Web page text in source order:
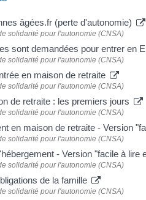
âgées.fr (perte d'autonomie)
solidarité pour l'autonomie (CNSA)
sont demandées pour entrer en
solidarité pour l'autonomie (CNSA)
en maison de retraite
solidarité pour l'autonomie (CNSA)
de retraite : les premiers jours
solidarité pour l'autonomie (CNSA)
en maison de retraite - Version
solidarité pour l'autonomie (CNSA)
- Version "facile à lire
solidarité pour l'autonomie (CNSA)
de la famille
solidarité pour l'autonomie (CNSA)